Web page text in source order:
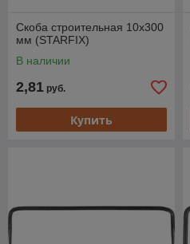
Скоба строительная 10х300
мм (STARFIX)
В наличии
2,81 руб.
Купить